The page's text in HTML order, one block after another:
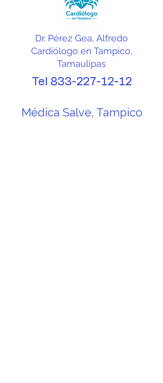
Dr. Pérez Gea, Alfredo
Cardiólogo en Tampico,
Tamaulipas
Tel 833-227-12-12
Médica Salve, Tampico​